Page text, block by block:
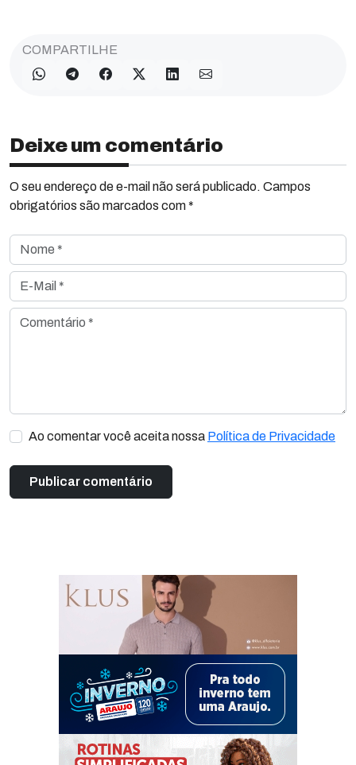
COMPARTILHE
Deixe um comentário
O seu endereço de e-mail não será publicado. Campos
obrigatórios são marcados com *
Nome *
E-Mail *
Comentário *
Ao comentar você aceita nossa Política de Privacidade